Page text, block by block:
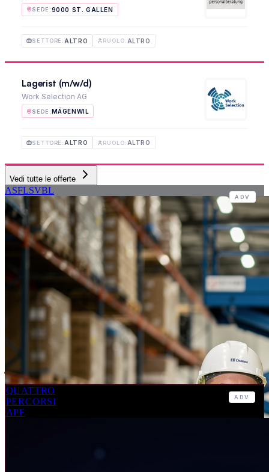
SEDE :9000 ST. GALLEN
SETTORE : ALTRO RUOLO: ALTRO
Lagerist (m/w/d)
Work Selection AG
SEDE : MÄGENWIL
SETTORE : ALTRO RUOLO: ALTRO
Vedi tutte le offerte
ADV
ASFLSVBL
FORMAZIONE CONTINUA
Opportunità per aggiornare competenze e
favorire la crescita professionale.
ADV
QUATTRO
PERCORSI
APF